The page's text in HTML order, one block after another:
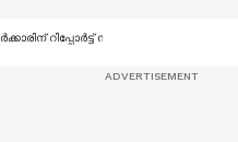
റിപ്പോർട്ട് നൽകും